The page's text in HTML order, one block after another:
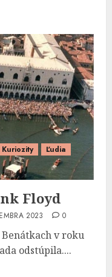
Kuriozity
Ľudia
Floyd
2023 0
v roku
odstúpila....